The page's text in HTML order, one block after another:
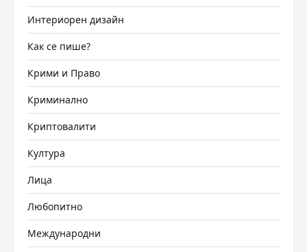
Интериорен дизайн
Как се пише?
Крими и Право
Криминално
Криптовалити
Култура
Лица
Любопитно
Международни